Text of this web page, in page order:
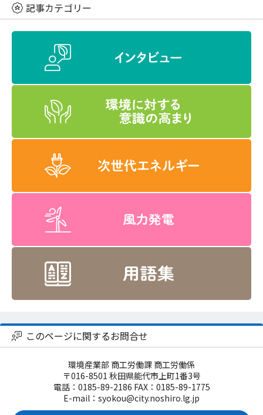
記事カテゴリー
このページに関するお問合せ
環境産業部 商工労働課 商工労働係
〒016-8501 秋田県能代市上町1番3号
電話：0185-89-2186 FAX：0185-89-1775
E-mail：syokou@city.noshiro.lg.jp